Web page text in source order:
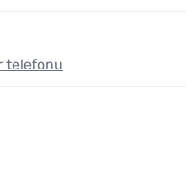
telefonu